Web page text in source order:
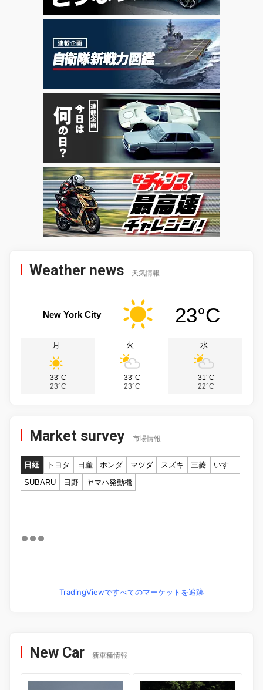
Weather news 天気情報
New York City 23°C
月
33°C
23°C
火
33°C
23°C
水
31°C
22°C
Market survey 市場情報
日経 トヨタ 日産 ホンダ マツダ スズキ 三菱
いすゞ
SUBARU
日野 ヤマハ発動機
TradingViewですべてのマーケットを追跡
New Car 新車種情報